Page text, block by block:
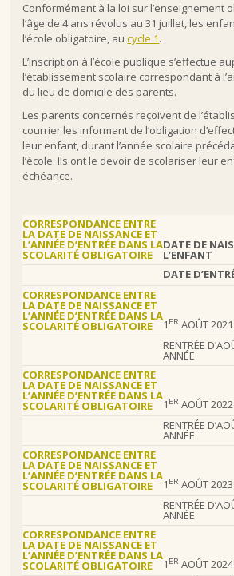
Conformément à la loi sur l’enseignement
l’âge de 4 ans révolus au 31 juillet, les
l’école obligatoire, aucycle 1.
L’inscription à l’école publique s’effectue
l’établissement scolaire correspondant à
du lieu de domicile des parents.
Les parents concernés reçoivent de
courrier les informant de l’obligation
leur enfant, durant l’année scolaire
l’école. Ils ont le devoir de scolariser leur
échéance.
CORRESPONDANCE ENTRE
LA DATE DE NAISSANCE ET
L’ANNÉE D’ENTRÉE DANS LA
SCOLARITÉ OBLIGATOIRE
DATE DE
L’ENFANT
DATE
CORRESPONDANCE ENTRE
LA DATE DE NAISSANCE ET
L’ANNÉE D’ENTRÉE DANS LA
SCOLARITÉ OBLIGATOIRE 1 ER AOÛT
RENTRÉE
ANNÉE
CORRESPONDANCE ENTRE
LA DATE DE NAISSANCE ET
L’ANNÉE D’ENTRÉE DANS LA
SCOLARITÉ OBLIGATOIRE 1 ER AOÛT 2022
RENTRÉE
ANNÉE
CORRESPONDANCE ENTRE
LA DATE DE NAISSANCE ET
L’ANNÉE D’ENTRÉE DANS LA
SCOLARITÉ OBLIGATOIRE 1 ER AOÛT
RENTRÉE
ANNÉE
CORRESPONDANCE ENTRE
LA DATE DE NAISSANCE ET
L’ANNÉE D’ENTRÉE DANS LA
SCOLARITÉ OBLIGATOIRE 1 ER AOÛT 2024